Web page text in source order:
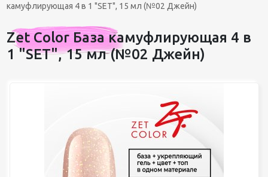
Акции
Избранное
камуфлирующая 4 в 1 "SET", 15 мл (№02 Джейн)
Zet Color База камуфлирующая 4 в
1 "SET", 15 мл (№02 Джейн)